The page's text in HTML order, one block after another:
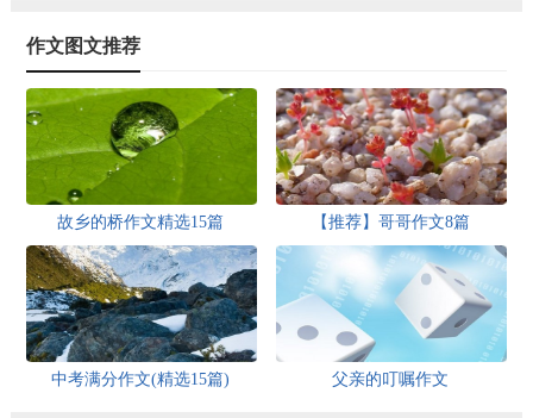
作文图文推荐
故乡的桥作文精选15篇 【推荐】哥哥作文8篇
中考满分作文(精选15篇) 父亲的叮嘱作文